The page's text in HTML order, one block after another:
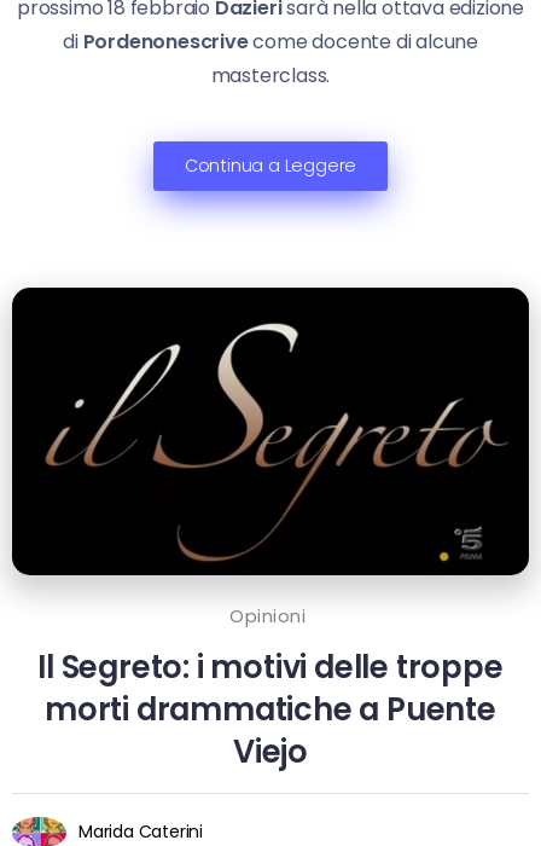
prossimo 18 febbraio Dazierisarà nella ottava edizione
di Pordenonescrivecome docente di alcune
masterclass.
Continua a Leggere
Opinioni
Il Segreto: i motivi delle troppe
morti drammatiche a Puente
Viejo
Marida Caterini